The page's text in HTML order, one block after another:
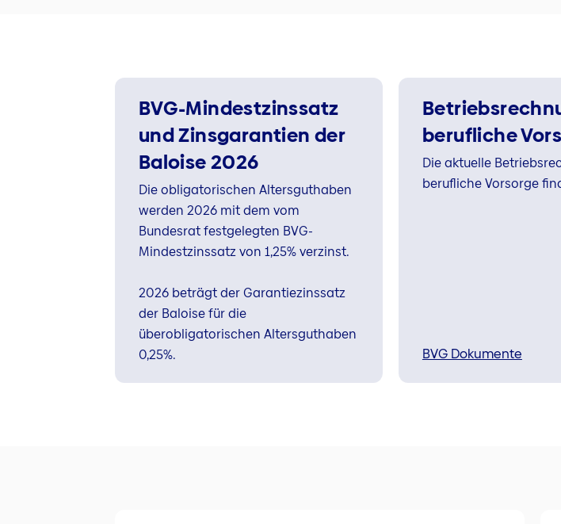
BVG-Mindestzinssatz
und Zinsgarantien der
Baloise 2026
Die obligatorischen Altersguthaben
werden 2026 mit dem vom
Bundesrat festgelegten BVG-
Mindestzinssatz von 1,25% verzinst.
2026 beträgt der Garantiezinssatz
der Baloise für die
überobligatorischen Altersguthaben
0,25%.
berufliche
Die aktuelle
berufliche Vorsorge
BVG Dokumente